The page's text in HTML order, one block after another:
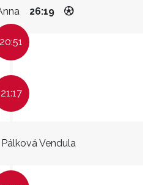
26:19
20:51
21:17
Pálková Vendula